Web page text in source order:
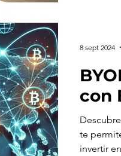
con
te
invertir
8 sept 2024